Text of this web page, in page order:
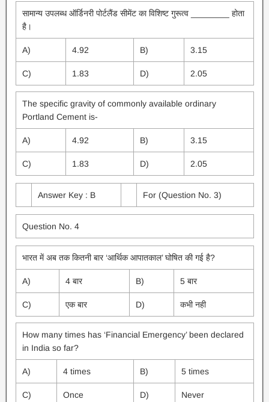
सामान्य उपलब्ध ऑर्डिनरी पोर्टलैंड सीमेंट का विशिष्ट गुरूत्व ________ होता
है।
A) 4.92 B) 3.15
C) 1.83 D) 2.05
The specific gravity of commonly available ordinary
Portland Cement is-
A) 4.92 B) 3.15
C) 1.83 D) 2.05
Answer Key : B For (Question No. 3)
Question No. 4
भारत में अब तक कितनी बार ‘आर्थिक आपातकाल’ घोषित की गई है?
A) 4 बार B) 5 बार
C) एक बार D) कभी नही
How many times has ‘Financial Emergency’ been declared
in India so far?
A) 4 times B) 5 times
C) Once D) Never